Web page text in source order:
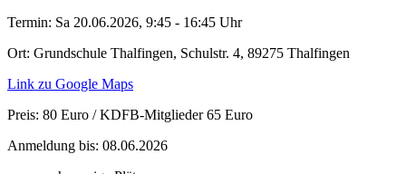
Termin: Sa 20.06.2026, 9:45 - 16:45 Uhr
Ort: Grundschule Thalfingen, Schulstr. 4, 89275 Thalfingen
Link zu Google Maps
Preis: 80 Euro / KDFB-Mitglieder 65 Euro
Anmeldung bis: 08.06.2026